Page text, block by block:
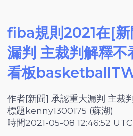
fiba規則2021在[
漏判 主裁判解釋不
看板
作者[新聞] 承認重大漏判 主裁
標題kenny1300175 (蘇湖)
時間2021-05-08 12:46:52 UTC